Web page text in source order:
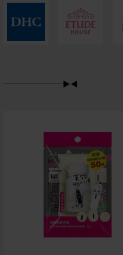
限時